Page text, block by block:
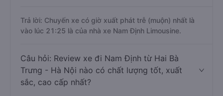
Trả lời: Chuyến xe có giờ xuất phát trễ (muộn) nhất là
vào lúc 21:25 là của nhà xe Nam Định Limousine.
Câu hỏi: Review xe đi Nam Định từ Hai Bà
Trưng - Hà Nội nào có chất lượng tốt, xuất
sắc, cao cấp nhất?